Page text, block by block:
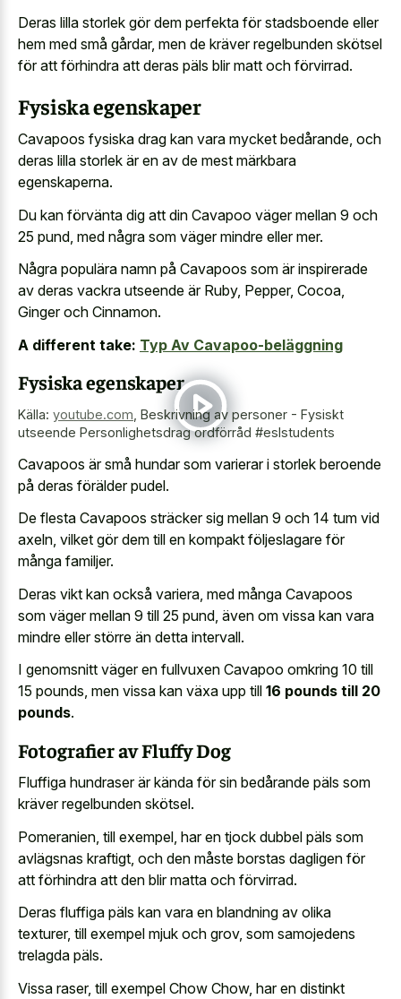
Deras lilla storlek gör dem perfekta för stadsboende eller
hem med små gårdar, men de kräver regelbunden skötsel
för att förhindra att deras päls blir matt och förvirrad.
Fysiska egenskaper
Cavapoos fysiska drag kan vara mycket bedårande, och
deras lilla storlek är en av de mest märkbara
egenskaperna.
Du kan förvänta dig att din Cavapoo väger mellan 9 och
25 pund, med några som väger mindre eller mer.
Några populära namn på Cavapoos som är inspirerade
av deras vackra utseende är Ruby, Pepper, Cocoa,
Ginger och Cinnamon.
A different take: Typ Av Cavapoo-beläggning
Fysiska egenskaper
Källa: youtube.com Beskrivning av personer - Fysiskt
utseende Personlighetsdrag ordförråd #eslstudents
Cavapoos är små hundar som varierar i storlek beroende
på deras förälder pudel.
De flesta Cavapoos sträcker sig mellan 9 och 14 tum vid
axeln, vilket gör dem till en kompakt följeslagare för
många familjer.
Deras vikt kan också variera, med många Cavapoos
som väger mellan 9 till 25 pund, även om vissa kan vara
mindre eller större än detta intervall.
I genomsnitt väger en fullvuxen Cavapoo omkring 10 till
15 pounds, men vissa kan växa upp till 16 pounds till 20
pounds.
Fotografier av Fluffy Dog
Fluffiga hundraser är kända för sin bedårande päls som
kräver regelbunden skötsel.
Pomeranien, till exempel, har en tjock dubbel päls som
avlägsnas kraftigt, och den måste borstas dagligen för
att förhindra att den blir matta och förvirrad.
Deras fluffiga päls kan vara en blandning av olika
texturer, till exempel mjuk och grov, som samojedens
trelagda päls.
Vissa raser, till exempel Chow Chow, har en distinkt